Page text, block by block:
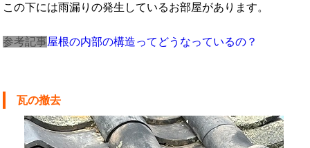
この下には雨漏りの発生しているお部屋があります。
参考記事屋根の内部の構造ってどうなっているの？
瓦の撤去